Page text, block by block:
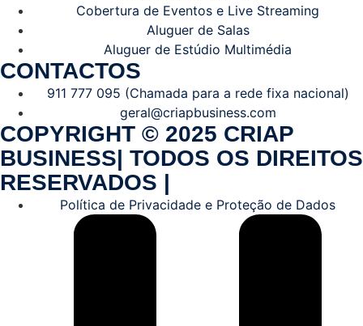
Cobertura de Eventos e Live Streaming
Aluguer de Salas
Aluguer de Estúdio Multimédia
CONTACTOS
911 777 095 (Chamada para a rede fixa nacional)
geral@criapbusiness.com
COPYRIGHT © 2025 CRIAP
BUSINESS| TODOS OS DIREITOS
RESERVADOS |
Política de Privacidade e Proteção de Dados